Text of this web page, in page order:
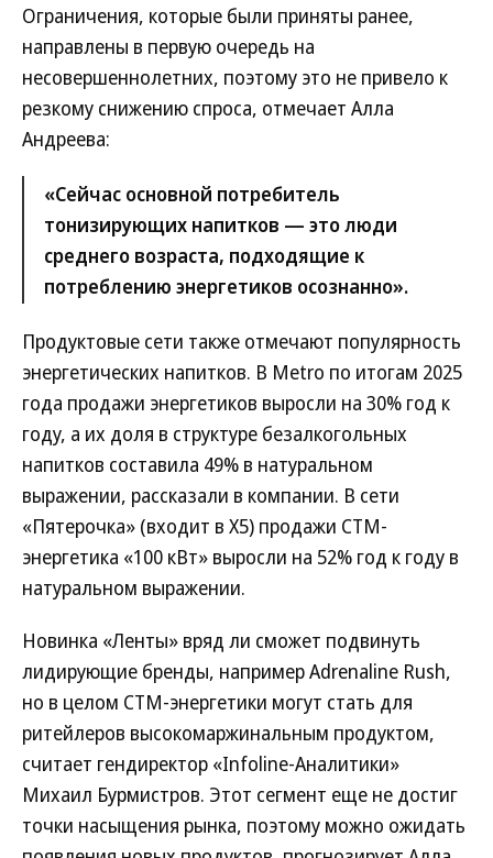
Ограничения, которые были приняты ранее,
направлены в первую очередь на
несовершеннолетних, поэтому это не привело к
резкому снижению спроса, отмечает Алла
Андреева:
«Сейчас основной потребитель
тонизирующих напитков — это люди
среднего возраста, подходящие к
потреблению энергетиков осознанно».
Продуктовые сети также отмечают популярность
энергетических напитков. В Metro по итогам 2025
года продажи энергетиков выросли на 30% год к
году, а их доля в структуре безалкогольных
напитков составила 49% в натуральном
выражении, рассказали в компании. В сети
«Пятерочка» (входит в X5) продажи СТМ-
энергетика «100 кВт» выросли на 52% год к году в
натуральном выражении.
Новинка «Ленты» вряд ли сможет подвинуть
лидирующие бренды, например Adrenaline Rush,
но в целом СТМ-энергетики могут стать для
ритейлеров высокомаржинальным продуктом,
считает гендиректор «Infoline-Аналитики»
Михаил Бурмистров. Этот сегмент еще не достиг
точки насыщения рынка, поэтому можно ожидать